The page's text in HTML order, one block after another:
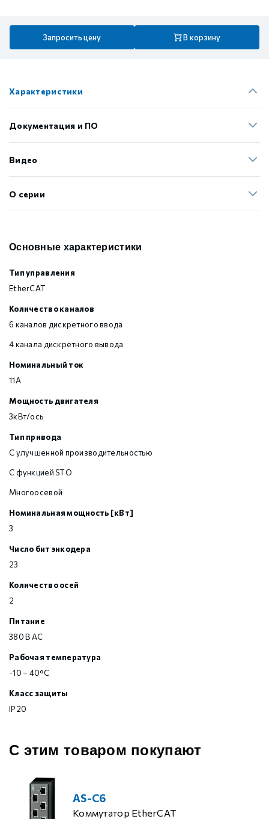
Запросить цену В корзину
Характеристики
Документация и ПО
Видео
О серии
Основные характеристики
Тип управления
EtherCAT
Количество каналов
6 каналов дискретного ввода
4 канала дискретного вывода
Номинальный ток
11А
Мощность двигателя
3кВт/ось
Тип привода
С улучшенной производительностью
С функцией STO
Многоосевой
Номинальная мощность [кВт]
3
Число бит энкодера
23
Количество осей
2
Питание
380 В AC
Рабочая температура
-10 – 40°С
Класс защиты
IP20
С этим товаром покупают
AS-C6
Коммутатор EtherCAT